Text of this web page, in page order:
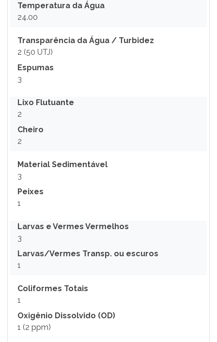
Temperatura da Água
24.00
Transparência da Água / Turbidez
2 (50 UTJ)
Espumas
3
Lixo Flutuante
2
Cheiro
2
Material Sedimentável
3
Peixes
1
Larvas e Vermes Vermelhos
3
Larvas/Vermes Transp. ou escuros
1
Coliformes Totais
1
Oxigênio Dissolvido (OD)
1 (2 ppm)